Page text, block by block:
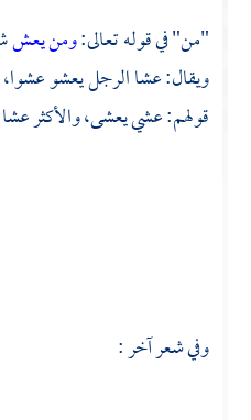
"من" في قوله تعالى:ومن يعش
ويقال: عشا الرجل يعشو عشوا،
قولهم: عشي يعشى، والأكثر
وفي شعر آخر :